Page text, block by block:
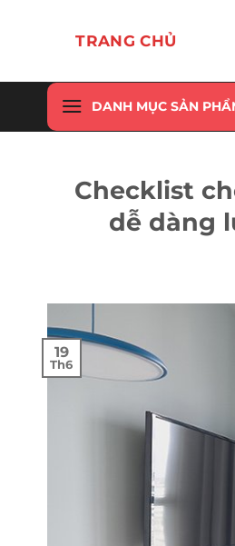
dung
TRANG CHỦ
DANH MỤC SẢN
Checklist
dễ dàng
19
Th6